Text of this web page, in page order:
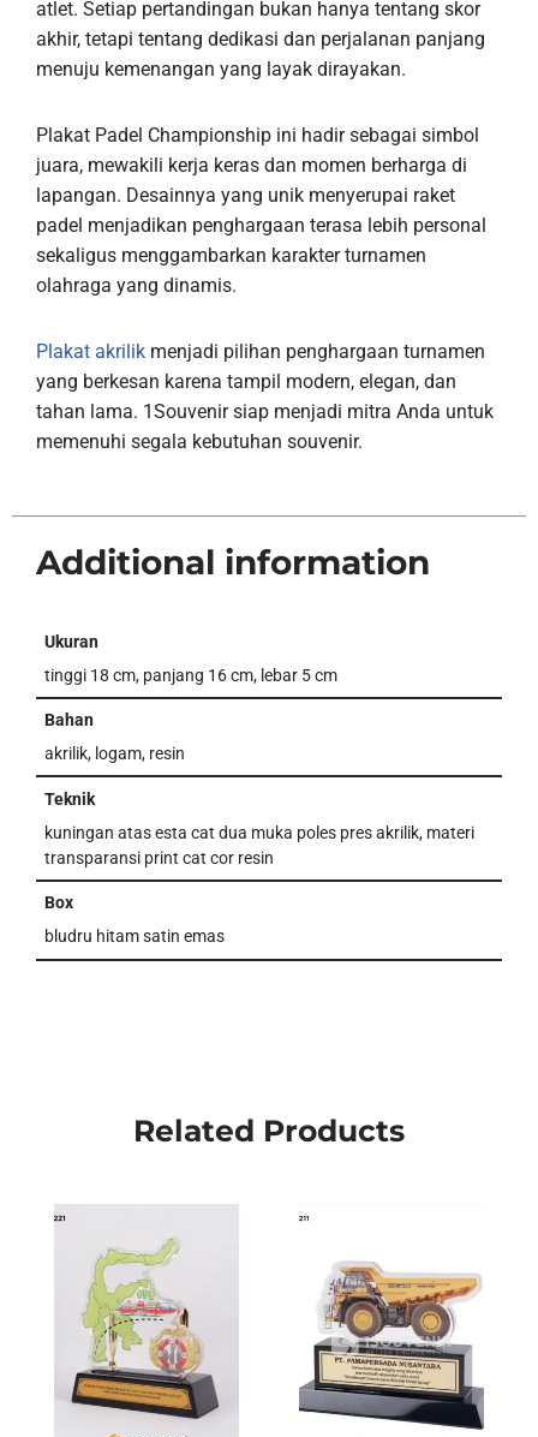
atlet. Setiap pertandingan bukan hanya tentang skor
akhir, tetapi tentang dedikasi dan perjalanan panjang
menuju kemenangan yang layak dirayakan.
Plakat Padel Championship ini hadir sebagai simbol
juara, mewakili kerja keras dan momen berharga di
lapangan. Desainnya yang unik menyerupai raket
padel menjadikan penghargaan terasa lebih personal
sekaligus menggambarkan karakter turnamen
olahraga yang dinamis.
Plakat akrilik menjadi pilihan penghargaan turnamen
yang berkesan karena tampil modern, elegan, dan
tahan lama. 1Souvenir siap menjadi mitra Anda untuk
memenuhi segala kebutuhan souvenir.
Additional information
Ukuran
tinggi 18 cm, panjang 16 cm, lebar 5 cm
Bahan
akrilik, logam, resin
Teknik
kuningan atas esta cat dua muka poles pres akrilik, materi
transparansi print cat cor resin
Box
bludru hitam satin emas
Related Products